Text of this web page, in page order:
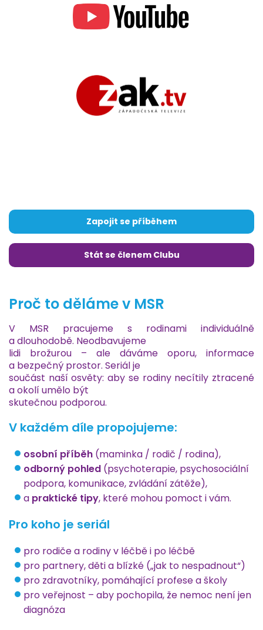
Proč to děláme v MSR
V MSR pracujeme s rodinami individuálně
a dlouhodobě. Neodbavujeme
lidi brožurou – ale dáváme oporu, informace
a bezpečný prostor. Seriál je
součást naší osvěty: aby se rodiny necítily ztracené
a okolí umělo být
skutečnou podporou.
V každém díle propojujeme:
osobní příběh (maminka / rodič / rodina),
odborný pohled (psychoterapie, psychosociální
podpora, komunikace, zvládání zátěže),
a praktické tipy, které mohou pomoct i vám.
Pro koho je seriál
pro rodiče a rodiny v léčbě i po léčbě
pro partnery, děti a blízké („jak to nespadnout“)
pro zdravotníky, pomáhající profese a školy
pro veřejnost – aby pochopila, že nemoc není jen
diagnóza
Zapojit se příběhem
Stát se členem Clubu